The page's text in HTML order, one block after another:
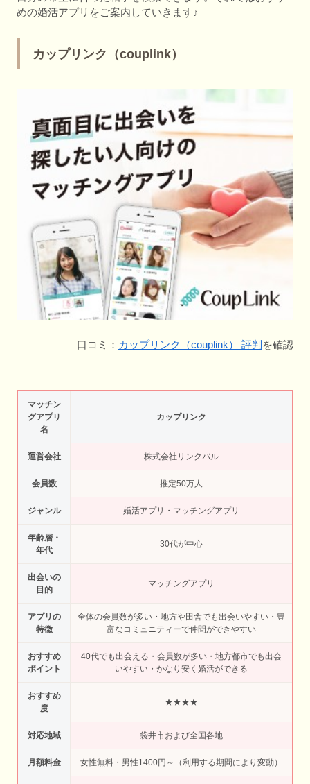
めの婚活アプリをご案内していきます♪
カップリンク（couplink）
口コミ： カップリンク（couplink） 評判 を確認
マッチン
グアプリ
名
カップリンク
運営会社 株式会社リンクバル
会員数 推定50万人
ジャンル 婚活アプリ・マッチングアプリ
年齢層・
年代
30代が中心
出会いの
目的
マッチングアプリ
アプリの
特徴
全体の会員数が多い・地方や田舎でも出会いやすい・豊
富なコミュニティーで仲間ができやすい
おすすめ
ポイント
40代でも出会える・会員数が多い・地方都市でも出会
いやすい・かなり安く婚活ができる
おすすめ
度
★★★★
対応地域 袋井市および全国各地
月額料金 女性無料・男性1400円～（利用する期間により変動）